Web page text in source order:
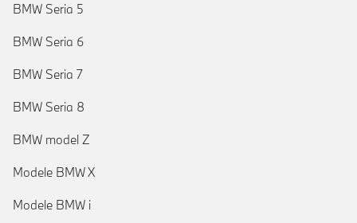
BMW Seria 5
BMW Seria 6
BMW Seria 7
BMW Seria 8
BMW model Z
Modele BMW X
Modele BMW i